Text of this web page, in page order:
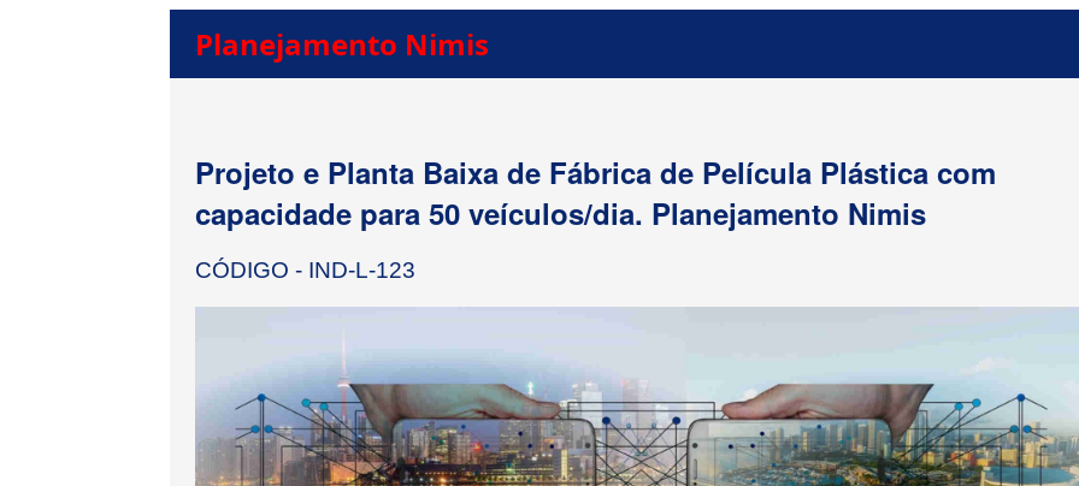
Planejamento Nimis
Projeto e Planta Baixa de Fábrica de Película Plástica com
capacidade para 50 veículos/dia. Planejamento Nimis
CÓDIGO - IND-L-123